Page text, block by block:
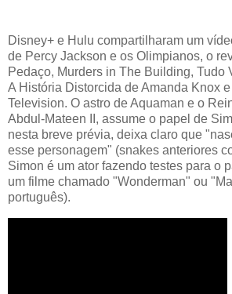
Disney+ e Hulu compartilharam um
de Percy Jackson e os Olimpianos, o
Pedaço, Murders in The Building, Tudo
A História Distorcida de Amanda Knox
Television. O astro de Aquaman e o
Abdul-Mateen II, assume o papel de
nesta breve prévia, deixa claro que
esse personagem" (snakes anteriores
Simon é um ator fazendo testes para o
um filme chamado "Wonderman" ou
português).